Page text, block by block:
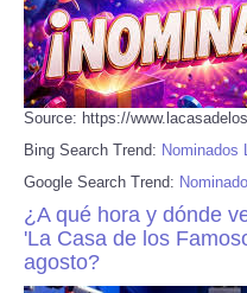
Source: https://
Bing Search Trend: Nominados
Google Search Trend:
¿A qué hora y dónde
'La Casa de los
agosto?